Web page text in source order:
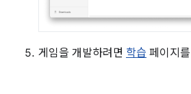
게임을 개발하려면 학습 페이지